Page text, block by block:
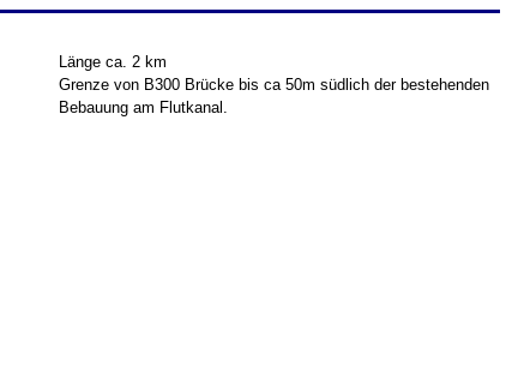
Länge ca. 2 km
Grenze von B300 Brücke bis ca 50m südlich der bestehenden
Bebauung am Flutkanal.